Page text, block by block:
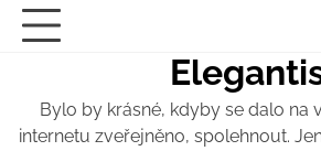
Skip
Bylo by krásné, kdyby se dalo na
internetu zveřejněno, spolehnout.